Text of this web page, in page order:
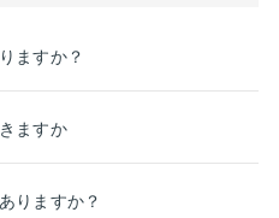
ますか？
ますか
りますか？